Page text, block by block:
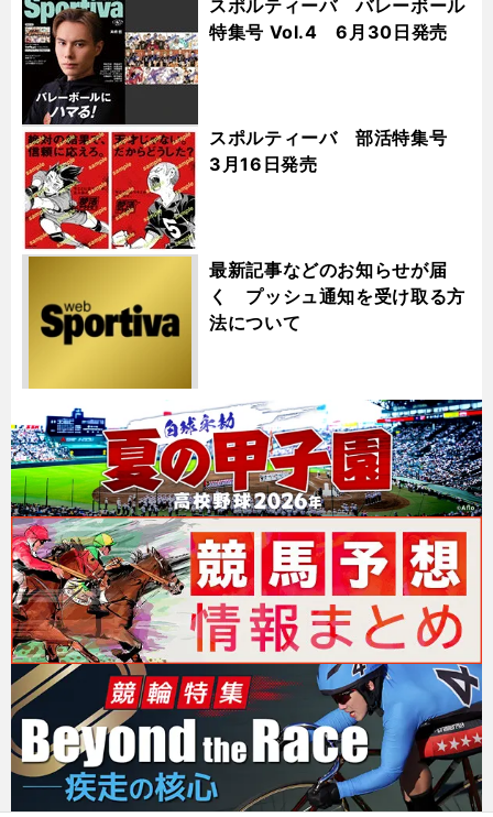
スポルティーバ バレーボール
特集号 Vol.4 6月30日発売
スポルティーバ 部活特集号
3月16日発売
最新記事などのお知らせが届
く プッシュ通知を受け取る方
法について